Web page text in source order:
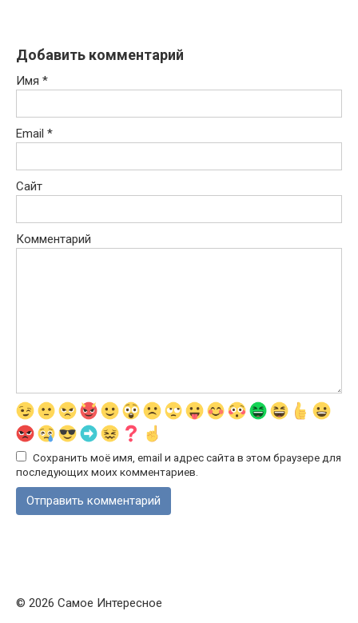
Добавить комментарий
Имя *
Email *
Сайт
Комментарий
Сохранить моё имя, email и адрес сайта в этом браузере для
последующих моих комментариев.
© 2026 Самое Интересное